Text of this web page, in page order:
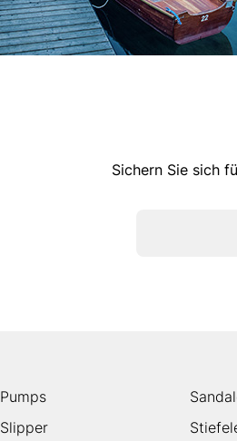
Sichern Sie sich
Pumps
Slipper